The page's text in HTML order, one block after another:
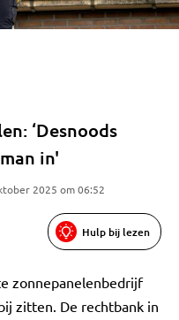
‘Desnoods
in'
2025 om 06:52
Hulp bij lezen
zonnepanelenbedrijf
zitten. De rechtbank in